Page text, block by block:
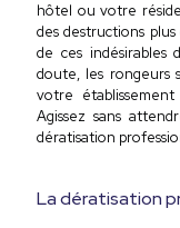
hôtel ou votre
des destructions
de ces indésirables
doute, les rongeurs
votre
Agissez sans
dératisation
La dératisation